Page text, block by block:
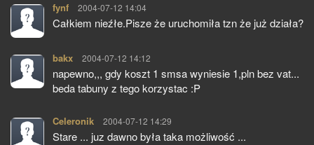
fynf pisze:
2004-07-12 14:04
Całkiem nieźłe.Pisze że uruchomiła tzn że już działa?
bakx pisze:
2004-07-12 14:12
napewno,,, gdy koszt 1 smsa wyniesie 1,pln bez vat...
beda tabuny z tego korzystac :P
Celeronik pisze:
2004-07-12 14:29
Stare ... juz dawno była taka możliwość ...